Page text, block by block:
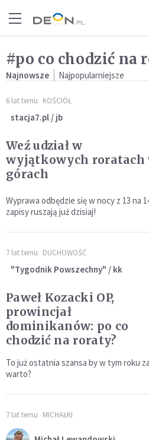
#po co chodzić na
Najnowsze Najpopularniejsze
6 lat temu KOŚCIÓŁ
stacja7.pl / jb
Weź udział w
wyjątkowych roratach
górach
Wyprawa odbędzie się w nocy z 13 na
zapisy ruszają już dzisiaj!
7 lat temu DUCHOWOŚĆ
"Tygodnik Powszechny" / kk
Paweł Kozacki OP,
prowincjał
dominikanów: po co
chodzić na roraty?
To już ostatnia szansa by w tym roku
warto?
7 lat temu MICHAŁKI